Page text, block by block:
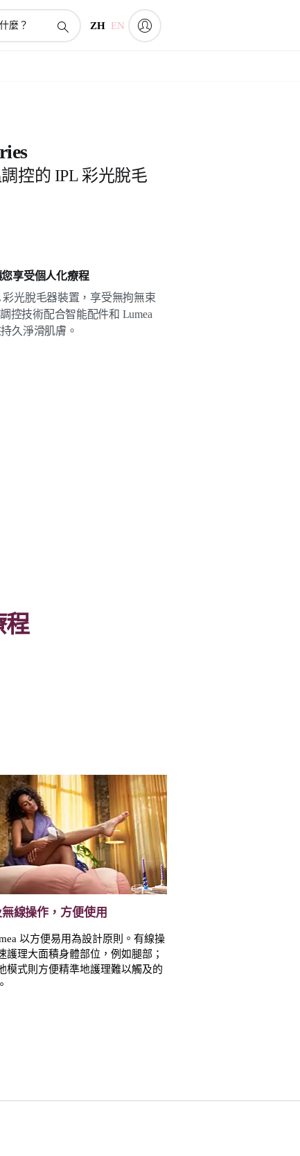
ZH EN
控的 IPL 彩光脫毛
享受個人化療程
彩光脫毛器裝置，享受無拘無束
控技術配合智能配件和 Lumea
久淨滑肌膚。
程
線操作，方便使用
以方便易用為設計原則。有線操
護理大面積身體部位，例如腿部；
模式則方便精準地護理難以觸及的